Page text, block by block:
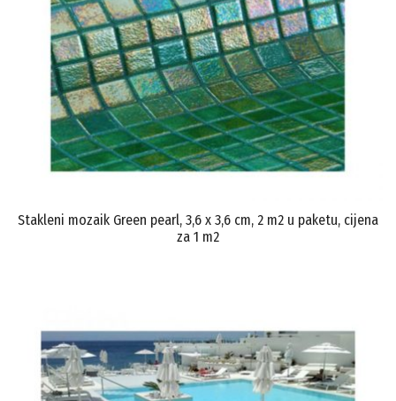
Stakleni mozaik Green pearl, 3,6 x 3,6 cm, 2 m2 u paketu, cijena
za 1 m2